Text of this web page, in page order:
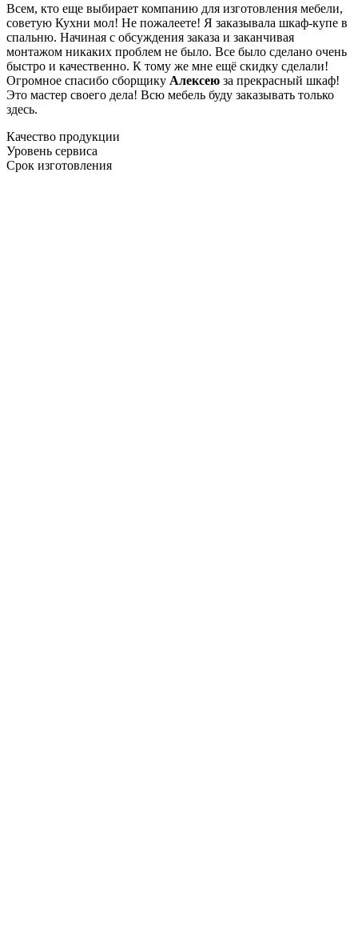
Всем, кто еще выбирает компанию для изготовления мебели,
советую Кухни мол! Не пожалеете! Я заказывала шкаф-купе в
спальню. Начиная с обсуждения заказа и заканчивая
монтажом никаких проблем не было. Все было сделано очень
быстро и качественно. К тому же мне ещё скидку сделали!
Огромное спасибо сборщику Алексею за прекрасный шкаф!
Это мастер своего дела! Всю мебель буду заказывать только
здесь.
Качество продукции
Уровень сервиса
Срок изготовления